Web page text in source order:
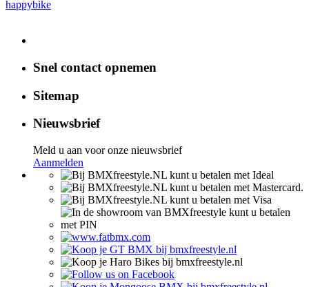
happybike
Snel contact opnemen
Sitemap
Nieuwsbrief
Meld u aan voor onze nieuwsbrief
Aanmelden